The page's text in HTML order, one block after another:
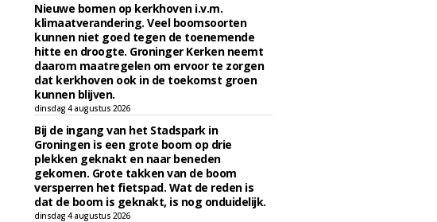
Nieuwe bomen op kerkhoven i.v.m.
klimaatverandering. Veel boomsoorten
kunnen niet goed tegen de toenemende
hitte en droogte. Groninger Kerken neemt
daarom maatregelen om ervoor te zorgen
dat kerkhoven ook in de toekomst groen
kunnen blijven.
dinsdag 4 augustus 2026
Bij de ingang van het Stadspark in
Groningen is een grote boom op drie
plekken geknakt en naar beneden
gekomen. Grote takken van de boom
versperren het fietspad. Wat de reden is
dat de boom is geknakt, is nog onduidelijk.
dinsdag 4 augustus 2026